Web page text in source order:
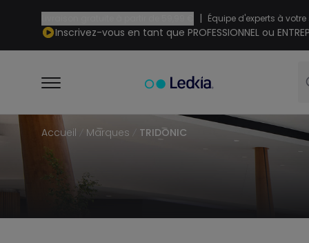
| Équipe d'experts à votre
Inscrivez-vous en tant que PROFESSIONNEL ou
Accueil Marques TRIDONIC